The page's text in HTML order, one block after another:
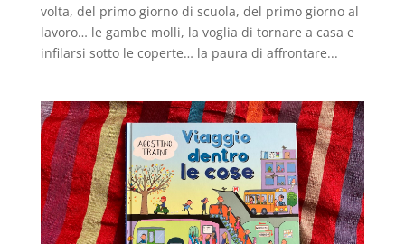
volta, del primo giorno di scuola, del primo giorno al
lavoro… le gambe molli, la voglia di tornare a casa e
infilarsi sotto le coperte… la paura di affrontare...